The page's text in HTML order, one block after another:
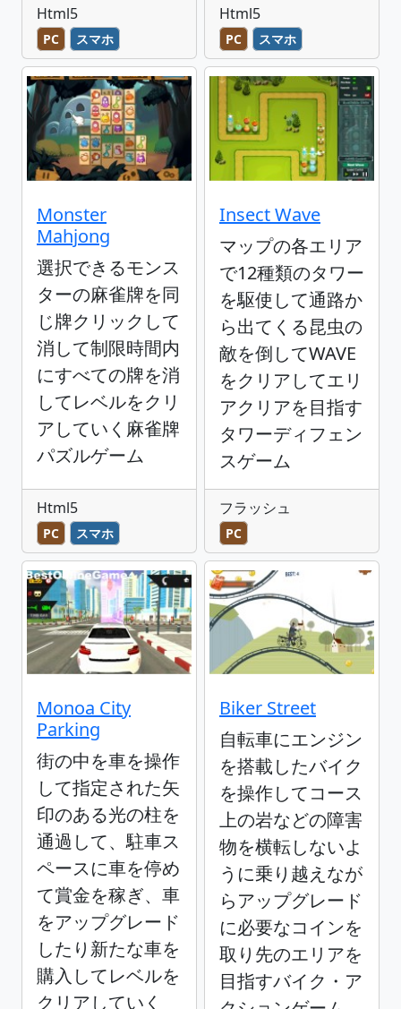
Html5
PC スマホ
Html5
PC スマホ
Monster
Mahjong
選択できるモンス
ターの麻雀牌を同
じ牌クリックして
消して制限時間内
にすべての牌を消
してレベルをクリ
アしていく麻雀牌
パズルゲーム
Html5
PC スマホ
Insect Wave
マップの各エリア
で12種類のタワー
を駆使して通路か
ら出てくる昆虫の
敵を倒してWAVE
をクリアしてエリ
アクリアを目指す
タワーディフェン
スゲーム
フラッシュ
PC
Monoa City
Parking
街の中を車を操作
して指定された矢
印のある光の柱を
通過して、駐車ス
ペースに車を停め
て賞金を稼ぎ、車
をアップグレード
したり新たな車を
購入してレベルを
クリアしていく
Biker Street
自転車にエンジン
を搭載したバイク
を操作してコース
上の岩などの障害
物を横転しないよ
うに乗り越えなが
らアップグレード
に必要なコインを
取り先のエリアを
目指すバイク・ア